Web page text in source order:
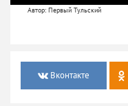
Автор: Первый Тульский
Вконтакте